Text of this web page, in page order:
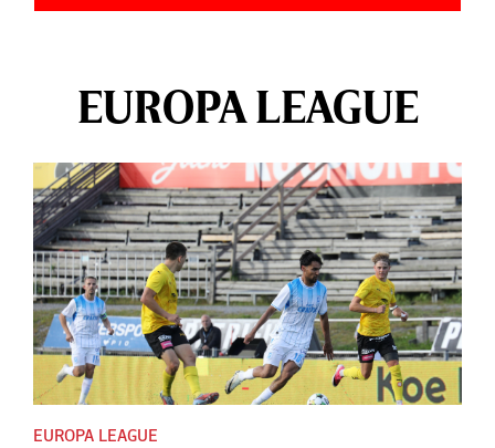
EUROPA LEAGUE
EUROPA LEAGUE